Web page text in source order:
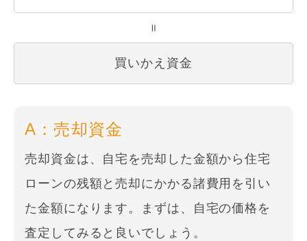
買いかえ資金
A：売却資金
売却資金は、自宅を売却した金額から住宅
ローンの残額と売却にかかる諸費用を引い
た金額になります。まずは、自宅の価格を
査定してみると良いでしょう。